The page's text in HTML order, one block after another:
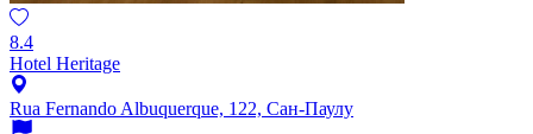
8.4
Hotel Heritage
Rua Fernando Albuquerque, 122, Сан-Паулу